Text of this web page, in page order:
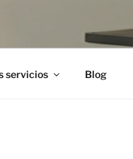
servicios Blog